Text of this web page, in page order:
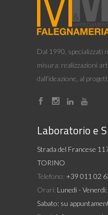
Dal 1990, specializzati
misura: realizzazioni
dall'ideazione, al
Laboratorio e
Strada del Francese
TORINO
Telefono: +39 011 02
Orari: Lunedì -
Sabato: su